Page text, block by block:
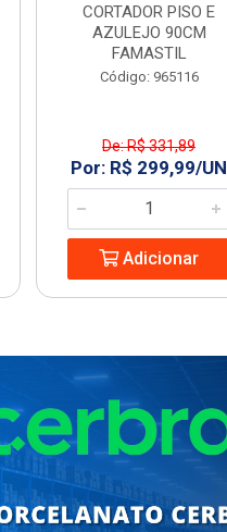
CORTADOR PISO E
AZULEJO 90CM
FAMASTIL
Código: 965116
De: R$ 331,89
Por: R$ 299,99/UN
Adicionar